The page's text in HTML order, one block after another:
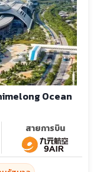
Ocean
สายการบิน